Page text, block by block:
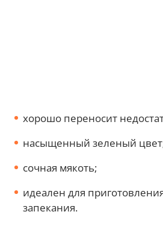
хорошо переносит
насыщенный зеленый
сочная мякоть;
идеален для
запекания.